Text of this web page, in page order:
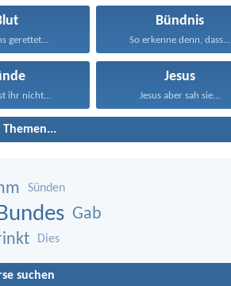
gerettet...
Bündnis
So erkenne denn, dass...
ihr nicht...
Jesus
Jesus aber sah sie...
Sünden
Gab
Dies
suchen